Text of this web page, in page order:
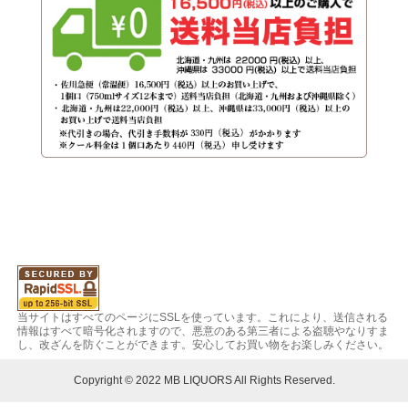
当サイトはすべてのページにSSLを使っています。これにより、送信される
情報はすべて暗号化されますので、悪意のある第三者による盗聴やなりすま
し、改ざんを防ぐことができます。安心してお買い物をお楽しみください。
Copyright © 2022 MB LIQUORS All Rights Reserved.